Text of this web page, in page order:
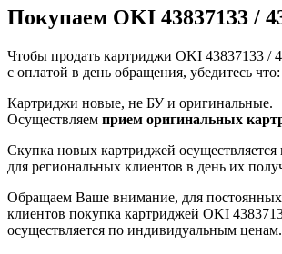
Покупаем OKI 43837133 /
Чтобы продать картриджи OKI 43837133 /
с оплатой в день обращения, убедитесь что:
Картриджи новые, не БУ и оригинальные.
Осуществляем прием оригинальных
Скупка новых картриджей осуществляется
для региональных клиентов в день их
Обращаем Ваше внимание, для
клиентов покупка картриджей OKI
осуществляется по индивидуальным ценам.